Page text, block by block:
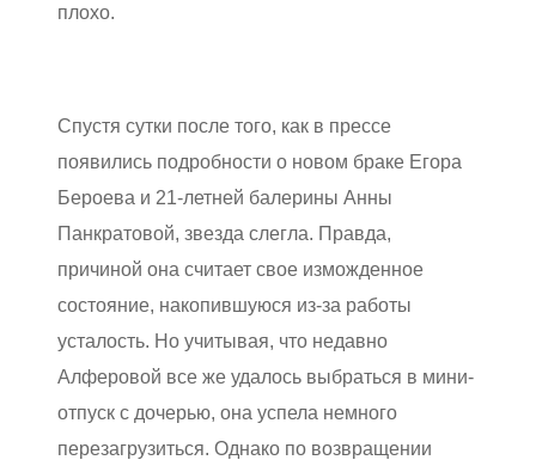
плохо.
Спустя сутки после того, как в прессе
появились подробности о новом браке Егора
Бероева и 21-летней балерины Анны
Панкратовой, звезда слегла. Правда,
причиной она считает свое изможденное
состояние, накопившуюся из-за работы
усталость. Но учитывая, что недавно
Алферовой все же удалось выбраться в мини-
отпуск с дочерью, она успела немного
перезагрузиться. Однако по возвращении